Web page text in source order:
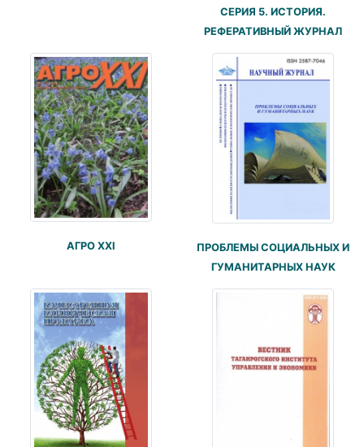
СЕРИЯ 5. ИСТОРИЯ.
РЕФЕРАТИВНЫЙ ЖУРНАЛ
АГРО XXI
ПРОБЛЕМЫ СОЦИАЛЬНЫХ И
ГУМАНИТАРНЫХ НАУК